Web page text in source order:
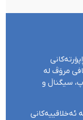
مرۆڤ لە
سیگناڵ و
ئەخلاقییەکانی